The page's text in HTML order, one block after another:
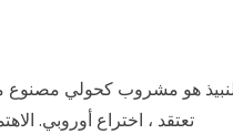
تعتقد ، اختراع أوروبي.